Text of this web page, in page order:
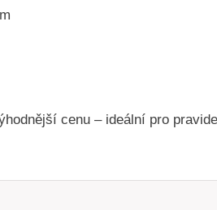
cenu – ideální pro